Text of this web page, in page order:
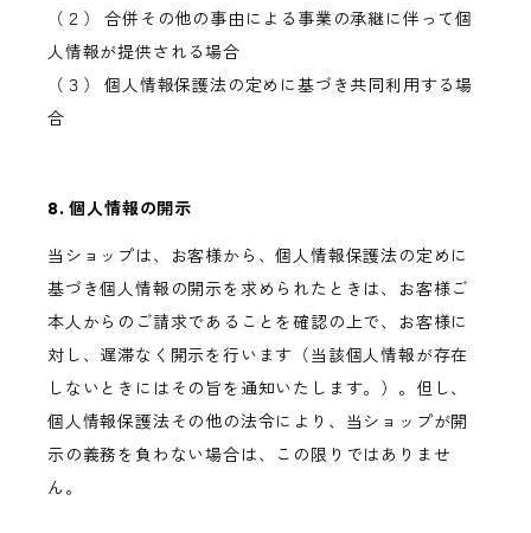
（２） 合併その他の事由による事業の承継に伴って個
人情報が提供される場合
（３） 個人情報保護法の定めに基づき共同利用する場
合
8. 個人情報の開示
当ショップは、お客様から、個人情報保護法の定めに
基づき個人情報の開示を求められたときは、お客様ご
本人からのご請求であることを確認の上で、お客様に
対し、遅滞なく開示を行います（当該個人情報が存在
しないときにはその旨を通知いたします。）。但し、
個人情報保護法その他の法令により、当ショップが開
示の義務を負わない場合は、この限りではありませ
ん。